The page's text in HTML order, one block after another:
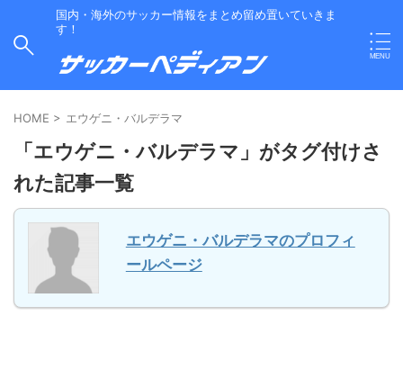
国内・海外のサッカー情報をまとめ留め置いていきま
す！
HOME > エウゲニ・バルデラマ
「エウゲニ・バルデラマ」がタグ付けさ
れた記事一覧
エウゲニ・バルデラマのプロフィ
ールページ